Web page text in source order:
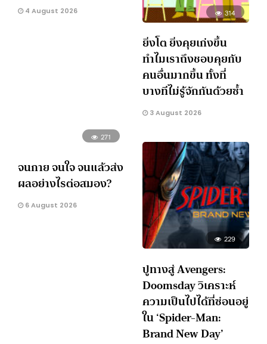
4 August 2026 314
ยิ่งโต ยิ่งคุยเก่งขึ้น
ทำไมเราถึงชอบคุยกับ
คนอื่นมากขึ้น ทั้งที่
บางทีไม่รู้จักกันด้วยซ้ำ
3 August 2026
271
จนกาย จนใจ จนแล้วส่ง
ผลอย่างไรต่อสมอง?
6 August 2026
229
ปูทางสู่ Avengers:
Doomsday วิเคราะห์
ความเป็นไปได้ที่ซ่อนอยู่
ใน ‘Spider-Man:
Brand New Day’